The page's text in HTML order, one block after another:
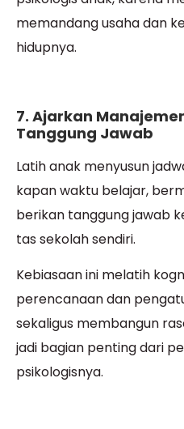
memandang usaha dan
hidupnya.
7. Ajarkan
Tanggung Jawab
Latih anak menyusun
kapan waktu belajar,
berikan tanggung jawab
tas sekolah sendiri.
Kebiasaan ini melatih
perencanaan dan
sekaligus membangun
jadi bagian penting dari
psikologisnya.